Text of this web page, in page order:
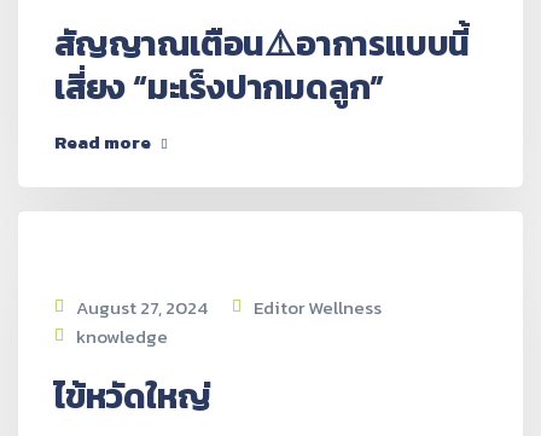
สัญญาณเตือน⚠️อาการแบบนี้
เสี่ยง “มะเร็งปากมดลูก”
Read more
August 27, 2024
Editor Wellness
knowledge
ไข้หวัดใหญ่